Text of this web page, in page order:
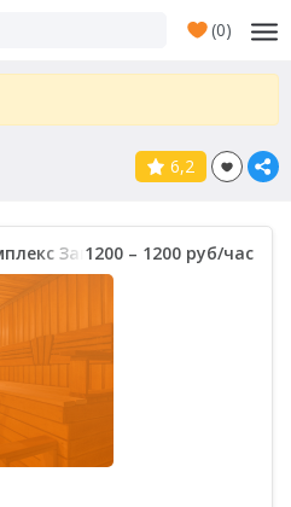
(0)
6,2
Загорка1200 – 1200 руб/час